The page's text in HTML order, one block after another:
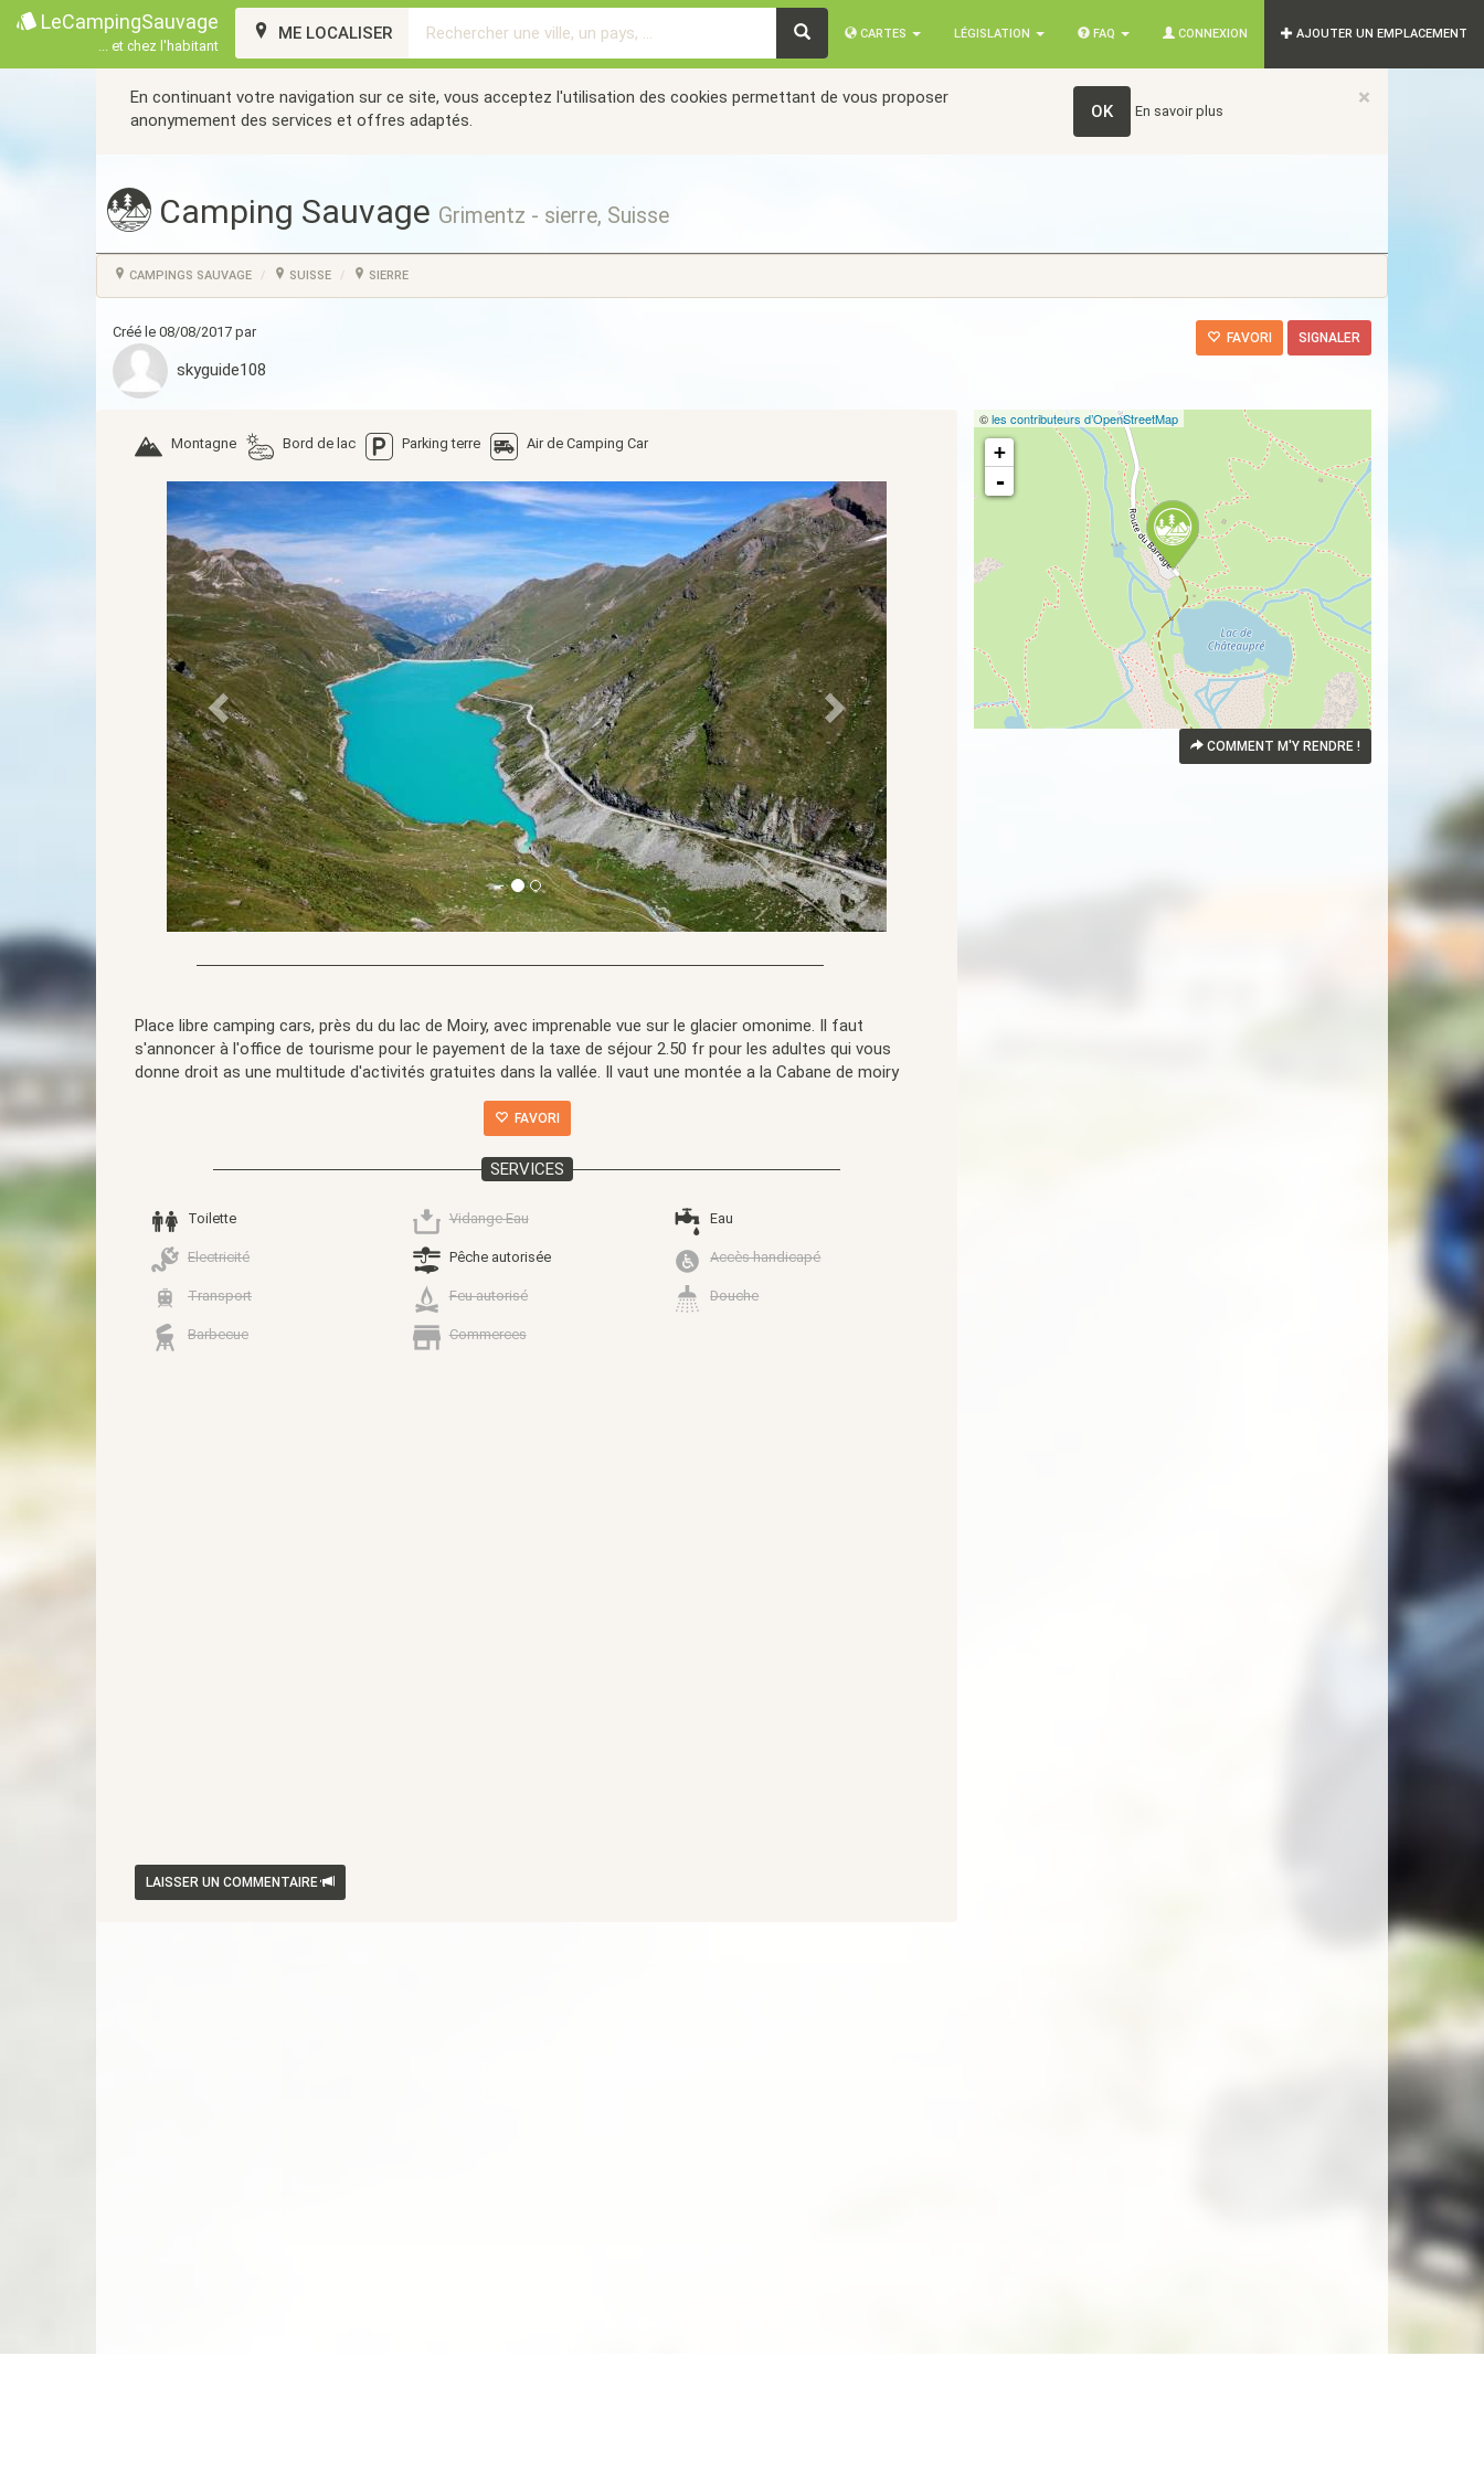
LeCampingSauvage
... et chez l'habitant
CARTES LÉGISLATION FAQ CONNEXION AJOUTER UN EMPLACEMENT
ME LOCALISER
×
En continuant votre navigation sur ce site, vous acceptez l'utilisation des cookies permettant de vous proposer
anonymement des services et offres adaptés.
OK En savoir plus
Camping Sauvage Grimentz - sierre, Suisse
CAMPINGS SAUVAGE SUISSE SIERRE
Créé le 08/08/2017 par
skyguide108
FAVORI SIGNALER
Montagne Bord de lac Parking terre Air de Camping Car
Précédent Suivant
Place libre camping cars, près du du lac de Moiry, avec imprenable vue sur le glacier omonime. Il faut
s'annoncer à l'office de tourisme pour le payement de la taxe de séjour 2.50 fr pour les adultes qui vous
donne droit as une multitude d'activités gratuites dans la vallée. Il vaut une montée a la Cabane de moiry
FAVORI
SERVICES
Toilette Vidange Eau Eau
Electricité Pêche autorisée Accès handicapé
Transport Feu autorisé Douche
Barbecue Commerces
LAISSER UN COMMENTAIRE
©les contributeurs d’OpenStreetMap
+
-
COMMENT M'Y RENDRE !